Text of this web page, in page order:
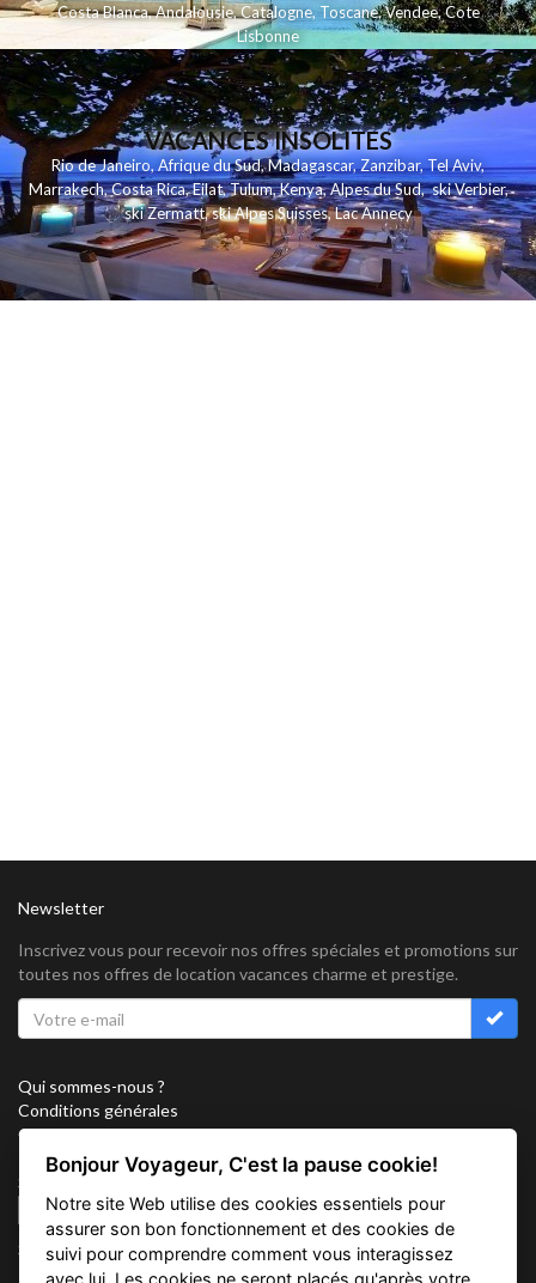
Costa Blanca,Andalousie,Catalogne,Toscane,Vendee,Cote
Lisbonne
VACANCES INSOLITES
Rio de Janeiro,Afrique du Sud,Madagascar,Zanzibar,Tel Aviv,
Marrakech,Costa Rica,Eilat,Tulum,Kenya,Alpes du Sud,ski Verbier,
ski Zermatt,ski Alpes Suisses,Lac Annecy
Newsletter
Inscrivez vous pour recevoir nos offres spéciales et promotions sur
toutes nos offres de location vacances charme et prestige.
Qui sommes-nous ?
Conditions générales
Confidentialité
Partenariat
Sitemap
Cookies
Suivez nous sur
Bonjour Voyageur, C'est la pause cookie!
Notre site Web utilise des cookies essentiels pour
assurer son bon fonctionnement et des cookies de
suivi pour comprendre comment vous interagissez
avec lui. Les cookies ne seront placés qu'après votre